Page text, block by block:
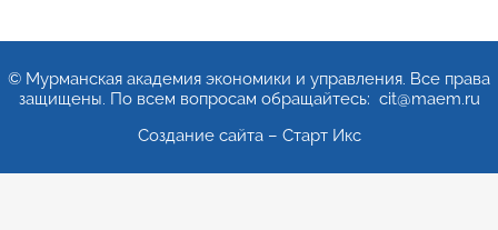
© Мурманская академия экономики и управления. Все права
защищены. По всем вопросам обращайтесь: cit@maem.ru
Создание сайта – Старт Икс